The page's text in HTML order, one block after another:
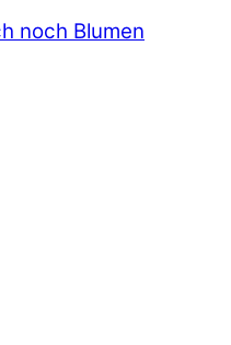
noch Blumen